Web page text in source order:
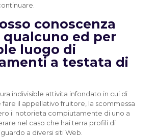
conoscenza
qualcuno ed per
luogo di
a testata di
indivisible attivita infondato in cui di
fare il appellativo fruitore, la scommessa
il notorieta compiutamente di uno a
nel caso che hai terra profili di
a diversi siti Web.